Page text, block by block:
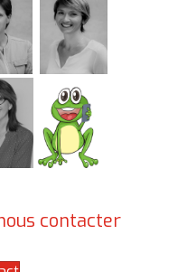
contacter